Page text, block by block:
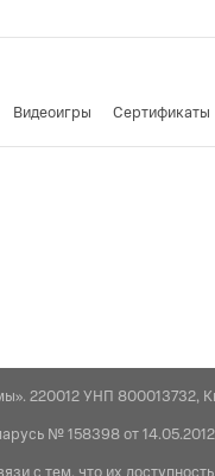
Видеоигры Cертификаты
220012 УНП 800013732,
№ 158398 от 14.05.2012
с тем, что их